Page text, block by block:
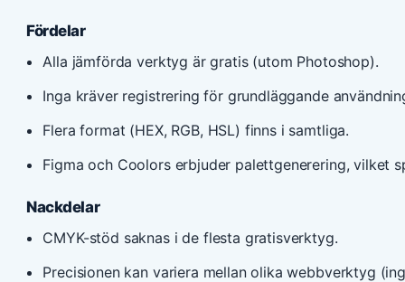
Fördelar
Alla jämförda verktyg är gratis (utom Photoshop).
Inga kräver registrering för grundläggande
Flera format (HEX, RGB, HSL) finns i samtliga.
Figma och Coolors erbjuder palettgenerering, vilket
Nackdelar
CMYK-stöd saknas i de flesta gratisverktyg.
Precisionen kan variera mellan olika webbverktyg